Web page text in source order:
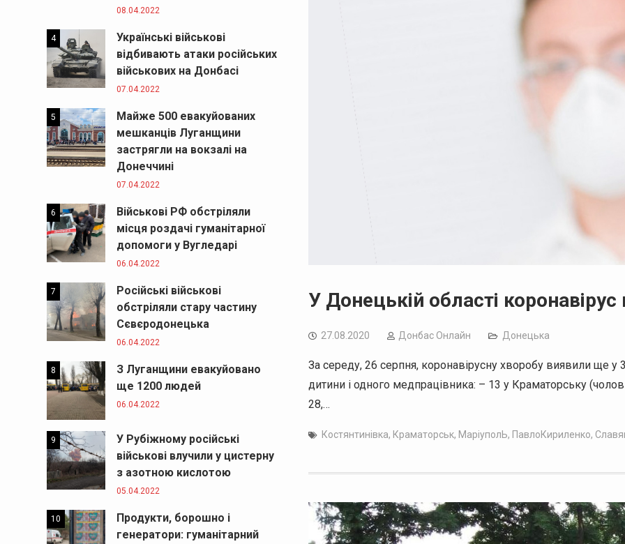
У Донецькій області
27.08.2020 Дoнбас Онлайн Донецька
За середу, 26 серпня, коронавірусну хворобу виявили ще у
дитини і одного медпрацівника: – 13 у Краматорську
28,…
Костянтинівка, Краматорськ, МаріуполЬ, ПавлоКириленко,
08.04.2022
4
Українські військові
відбивають атаки російських
військових на Донбасі
07.04.2022
5
Майже 500 евакуйованих
мешканців Луганщини
застрягли на вокзалі на
Донеччині
07.04.2022
6
Військові РФ обстріляли
місця роздачі гуманітарної
допомоги у Вугледарі
06.04.2022
7
Російські військові
обстріляли стару частину
Сєвєродонецька
06.04.2022
8
З Луганщини евакуйовано
ще 1200 людей
06.04.2022
9
У Рубіжному російські
військові влучили у цистерну
з азотною кислотою
05.04.2022
10
Продукти, борошно і
генератори: гуманітарний